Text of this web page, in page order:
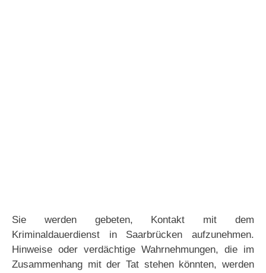
Sie werden gebeten, Kontakt mit dem
Kriminaldauerdienst in Saarbrücken aufzunehmen.
Hinweise oder verdächtige Wahrnehmungen, die im
Zusammenhang mit der Tat stehen könnten, werden